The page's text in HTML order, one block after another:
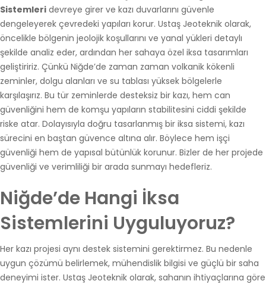
Sistemleri devreye girer ve kazı duvarlarını güvenle
dengeleyerek çevredeki yapıları korur. Ustaş Jeoteknik olarak,
öncelikle bölgenin jeolojik koşullarını ve yanal yükleri detaylı
şekilde analiz eder, ardından her sahaya özel iksa tasarımları
geliştiririz. Çünkü Niğde’de zaman zaman volkanik kökenli
zeminler, dolgu alanları ve su tablası yüksek bölgelerle
karşılaşırız. Bu tür zeminlerde desteksiz bir kazı, hem can
güvenliğini hem de komşu yapıların stabilitesini ciddi şekilde
riske atar. Dolayısıyla doğru tasarlanmış bir iksa sistemi, kazı
sürecini en baştan güvence altına alır. Böylece hem işçi
güvenliği hem de yapısal bütünlük korunur. Bizler de her projede
güvenliği ve verimliliği bir arada sunmayı hedefleriz.
Niğde’de Hangi İksa
Sistemlerini Uyguluyoruz?
Her kazı projesi aynı destek sistemini gerektirmez. Bu nedenle
uygun çözümü belirlemek, mühendislik bilgisi ve güçlü bir saha
deneyimi ister. Ustaş Jeoteknik olarak, sahanın ihtiyaçlarına göre